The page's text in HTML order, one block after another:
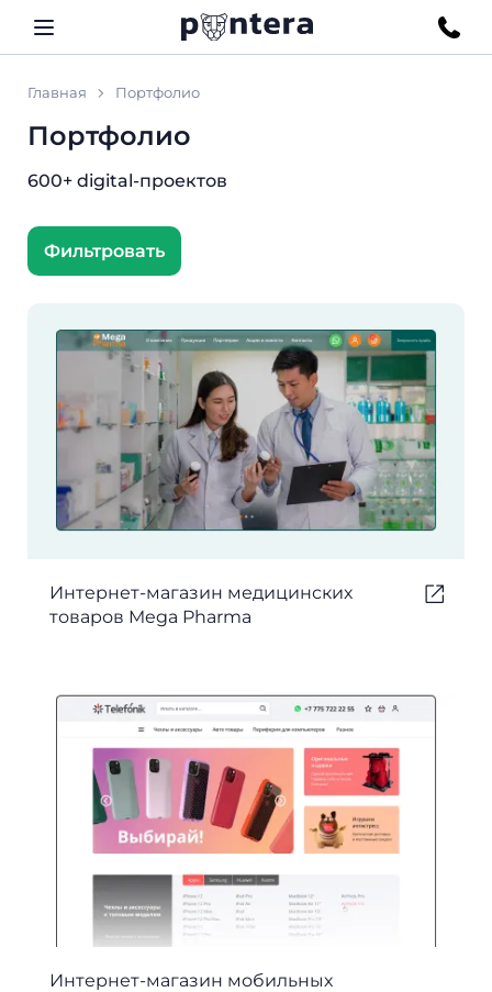
Главная Портфолио
Портфолио
600+ digital-проектов
Фильтровать
Интернет-магазин медицинских
товаров Mega Pharma
Интернет-магазин мобильных